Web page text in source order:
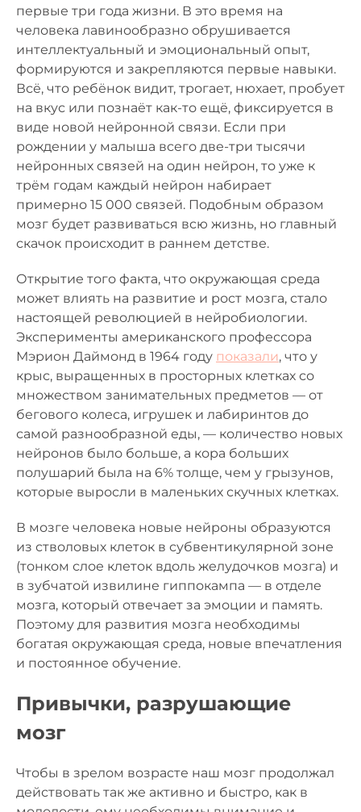
первые три года жизни. В это время на
человека лавинообразно обрушивается
интеллектуальный и эмоциональный опыт,
формируются и закрепляются первые навыки.
Всё, что ребёнок видит, трогает, нюхает, пробует
на вкус или познаёт как-то ещё, фиксируется в
виде новой нейронной связи. Если при
рождении у малыша всего две-три тысячи
нейронных связей на один нейрон, то уже к
трём годам каждый нейрон набирает
примерно 15 000 связей. Подобным образом
мозг будет развиваться всю жизнь, но главный
скачок происходит в раннем детстве.
Открытие того факта, что окружающая среда
может влиять на развитие и рост мозга, стало
настоящей революцией в нейробиологии.
Эксперименты американского профессора
Мэрион Даймонд в 1964 году показали, что у
крыс, выращенных в просторных клетках со
множеством занимательных предметов — от
бегового колеса, игрушек и лабиринтов до
самой разнообразной еды, — количество новых
нейронов было больше, а кора больших
полушарий была на 6% толще, чем у грызунов,
которые выросли в маленьких скучных клетках.
В мозге человека новые нейроны образуются
из стволовых клеток в субвентикулярной зоне
(тонком слое клеток вдоль желудочков мозга) и
в зубчатой извилине гиппокампа — в отделе
мозга, который отвечает за эмоции и память.
Поэтому для развития мозга необходимы
богатая окружающая среда, новые впечатления
и постоянное обучение.
Привычки, разрушающие
мозг
Чтобы в зрелом возрасте наш мозг продолжал
действовать так же активно и быстро, как в